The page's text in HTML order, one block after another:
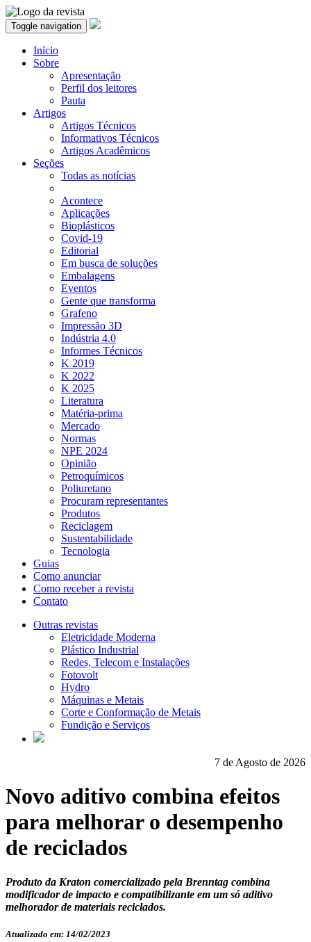
Toggle navigation
Início
Sobre
Apresentação
Perfil dos leitores
Pauta
Artigos
Artigos Técnicos
Informativos Técnicos
Artigos Acadêmicos
Seções
Todas as notícias
Acontece
Aplicações
Bioplásticos
Covid-19
Editorial
Em busca de soluções
Embalagens
Eventos
Gente que transforma
Grafeno
Impressão 3D
Indústria 4.0
Informes Técnicos
K 2019
K 2022
K 2025
Literatura
Matéria-prima
Mercado
Normas
NPE 2024
Opinião
Petroquímicos
Poliuretano
Procuram representantes
Produtos
Reciclagem
Sustentabilidade
Tecnologia
Guias
Como anunciar
Como receber a revista
Contato
Outras revistas
Eletricidade Moderna
Plástico Industrial
Redes, Telecom e Instalações
Fotovolt
Hydro
Máquinas e Metais
Corte e Conformação de Metais
Fundição e Serviços
7 de Agosto de 2026
Novo aditivo combina efeitos
para melhorar o desempenho
de reciclados
Produto da Kraton comercializado pela Brenntag combina
modificador de impacto e compatibilizante em um só aditivo
melhorador de materiais reciclados.
Atualizado em: 14/02/2023